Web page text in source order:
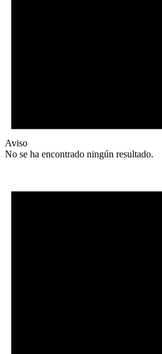
Aviso
No se ha encontrado ningún resultado.